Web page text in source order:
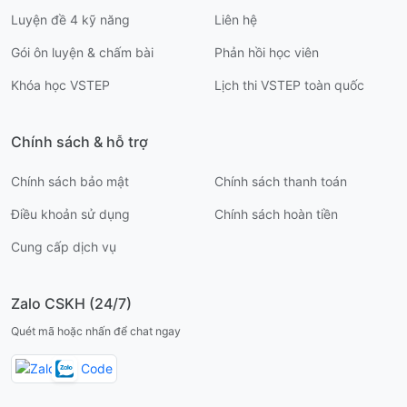
Luyện đề 4 kỹ năng
Gói ôn luyện & chấm bài
Khóa học VSTEP
Liên hệ
Phản hồi học viên
Lịch thi VSTEP toàn quốc
Chính sách & hỗ trợ
Chính sách bảo mật
Điều khoản sử dụng
Cung cấp dịch vụ
Chính sách thanh toán
Chính sách hoàn tiền
Zalo CSKH (24/7)
Quét mã hoặc nhấn để chat ngay